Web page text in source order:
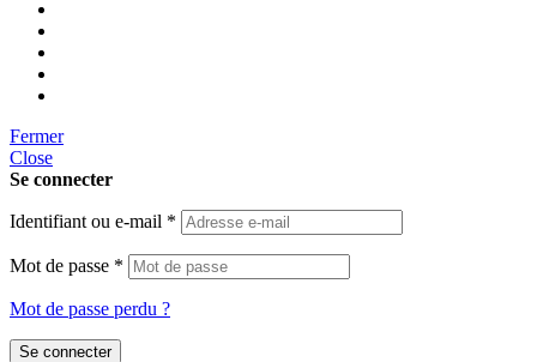
Fermer
Close
Se connecter
Identifiant ou e-mail *
Mot de passe *
Mot de passe perdu ?
Se connecter